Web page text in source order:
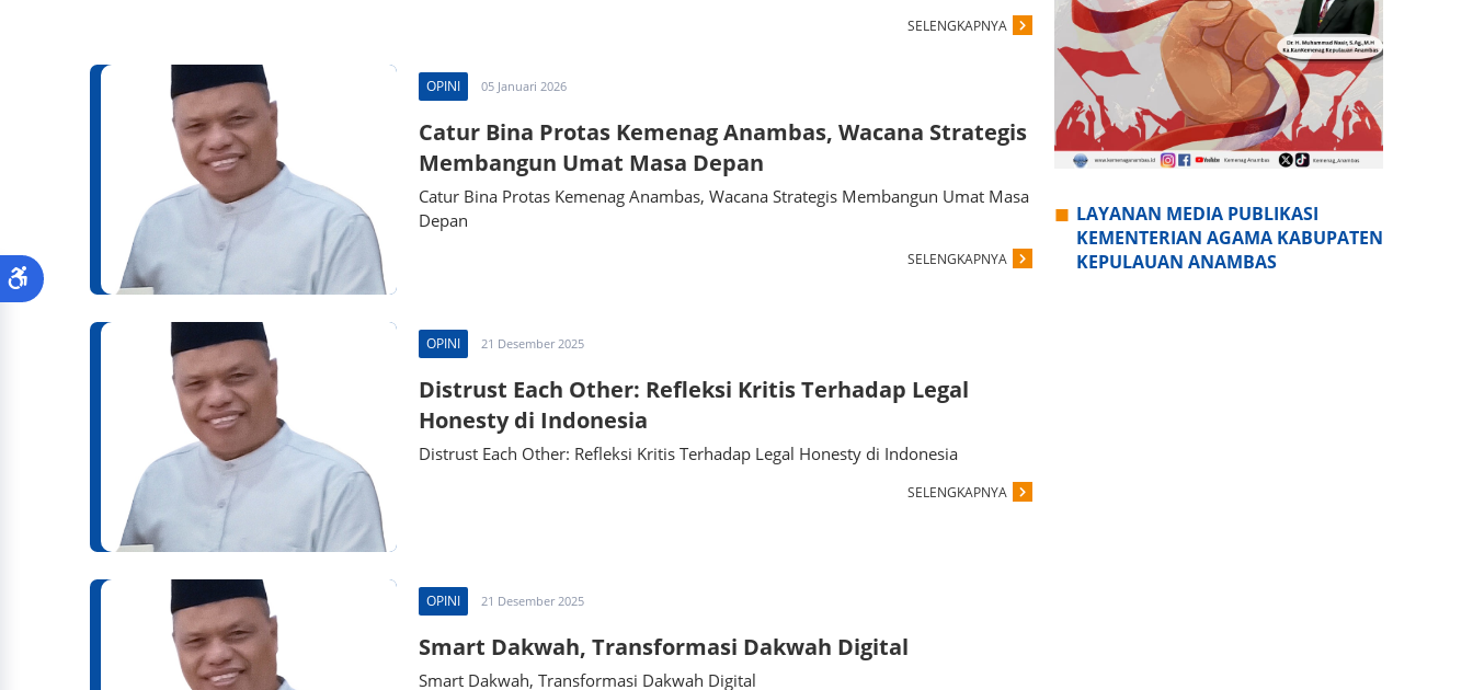
SELENGKAPNYA
OPINI 05 Januari 2026
Catur Bina Protas Kemenag Anambas, Wacana Strategis
Membangun Umat Masa Depan
Catur Bina Protas Kemenag Anambas, Wacana Strategis Membangun Umat Masa
Depan
SELENGKAPNYA
OPINI 21 Desember 2025
Distrust Each Other: Refleksi Kritis Terhadap Legal
Honesty di Indonesia
Distrust Each Other: Refleksi Kritis Terhadap Legal Honesty di Indonesia
SELENGKAPNYA
OPINI 21 Desember 2025
Smart Dakwah, Transformasi Dakwah Digital
Smart Dakwah, Transformasi Dakwah Digital
LAYANAN MEDIA PUBLIKASI
KEMENTERIAN AGAMA KABUPATEN
KEPULAUAN ANAMBAS